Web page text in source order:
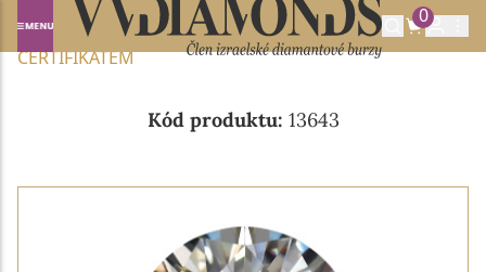
0
Domů NABÍDKA DIAMANTŮ
0.33CT J/IF S GIA
CERTIFIKÁTEM
Kód produktu: 13643